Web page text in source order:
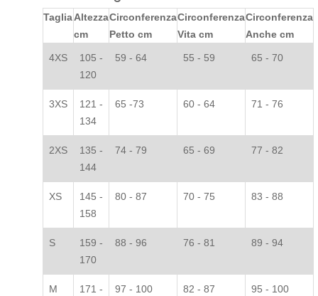
TagliaAltezza
cm
Circonferenza
Petto cm
Circonferenza
Vita cm
Circonferenza
Anche cm
4XS
105 -
120
59 - 64 55 - 59 65 - 70
3XS
121 -
134
65 -73 60 - 64 71 - 76
2XS
135 -
144
74 - 79 65 - 69 77 - 82
XS
145 -
158
80 - 87 70 - 75 83 - 88
S
159 -
170
88 - 96 76 - 81 89 - 94
M
171 -
97 - 100 82 - 87 95 - 100